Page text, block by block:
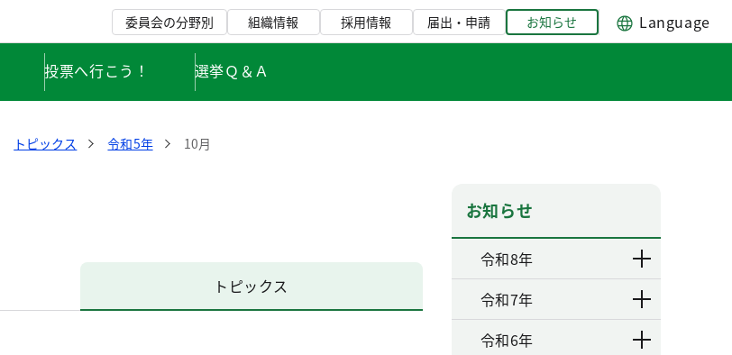
委員会の分野別 組織情報 採用情報 届出・申請 お知らせ Language
投票へ行こう！ 選挙Ｑ＆Ａ
トピックス 令和5年 10月
トピックス
お知らせ
令和8年
令和7年
令和6年